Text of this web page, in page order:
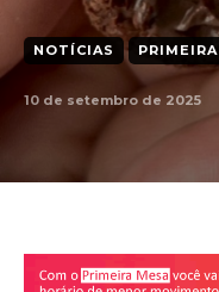
NOTÍCIAS
10 de setembro de 2025